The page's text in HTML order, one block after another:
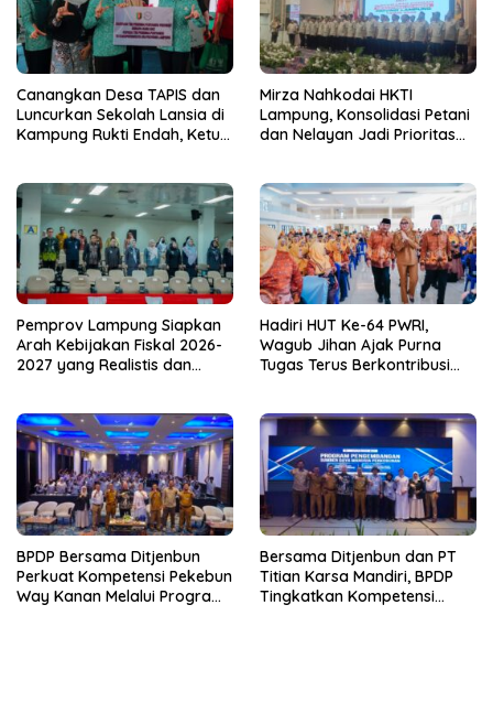
Canangkan Desa TAPIS dan
Luncurkan Sekolah Lansia di
Kampung Rukti Endah, Ketua
dari Desa
Mirza Nahkodai HKTI
Lampung, Konsolidasi Petani
dan Nelayan Jadi Prioritas
Pemprov Lampung Siapkan
Arah Kebijakan Fiskal 2026-
2027 yang Realistis dan
Hadiri HUT Ke-64 PWRI,
Wagub Jihan Ajak Purna
Tugas Terus Berkontribusi
BPDP Bersama Ditjenbun
Perkuat Kompetensi Pekebun
Way Kanan Melalui Program
Bersama Ditjenbun dan PT
Titian Karsa Mandiri, BPDP
Tingkatkan Kompetensi